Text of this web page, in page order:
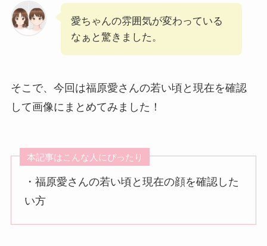
愛ちゃんの雰囲気が変わっている
なぁと驚きました。
そこで、今回は福原愛さんの若い頃と現在を確認
して画像にまとめてみました！
本記事はこんな人にぴったり
・福原愛さんの若い頃と現在の顔を確認した
い方